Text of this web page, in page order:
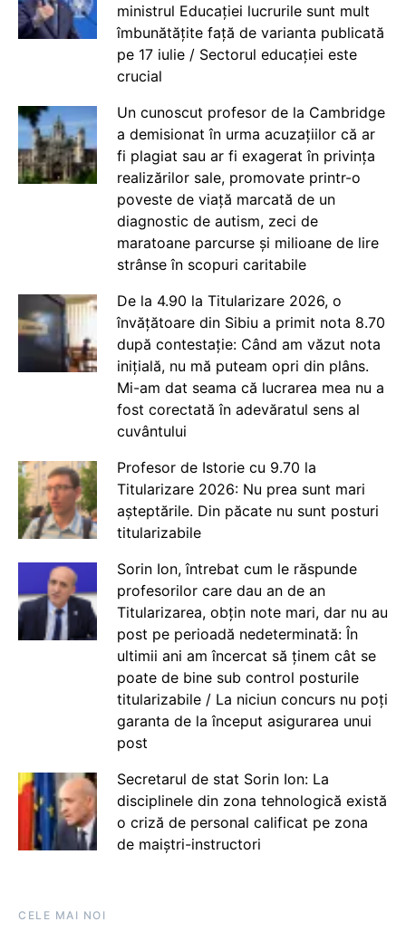
ministrul Educației lucrurile sunt mult
îmbunătățite față de varianta publicată
pe 17 iulie / Sectorul educației este
crucial
Un cunoscut profesor de la Cambridge
a demisionat în urma acuzațiilor că ar
fi plagiat sau ar fi exagerat în privința
realizărilor sale, promovate printr-o
poveste de viață marcată de un
diagnostic de autism, zeci de
maratoane parcurse și milioane de lire
strânse în scopuri caritabile
De la 4.90 la Titularizare 2026, o
învățătoare din Sibiu a primit nota 8.70
după contestație: Când am văzut nota
inițială, nu mă puteam opri din plâns.
Mi-am dat seama că lucrarea mea nu a
fost corectată în adevăratul sens al
cuvântului
Profesor de Istorie cu 9.70 la
Titularizare 2026: Nu prea sunt mari
așteptările. Din păcate nu sunt posturi
titularizabile
Sorin Ion, întrebat cum le răspunde
profesorilor care dau an de an
Titularizarea, obțin note mari, dar nu au
post pe perioadă nedeterminată: În
ultimii ani am încercat să ținem cât se
poate de bine sub control posturile
titularizabile / La niciun concurs nu poți
garanta de la început asigurarea unui
post
Secretarul de stat Sorin Ion: La
disciplinele din zona tehnologică există
o criză de personal calificat pe zona
de maiștri-instructori
CELE MAI NOI